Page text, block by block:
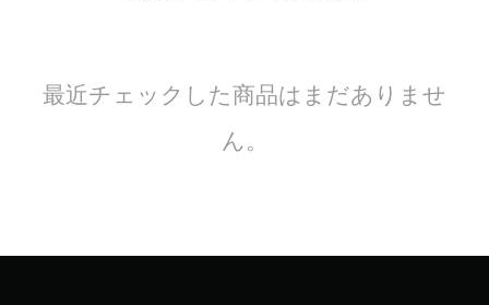
最近チェックした商品はまだありませ
ん。